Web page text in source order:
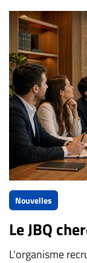
Nouvelles
Le JBQ
L'organisme